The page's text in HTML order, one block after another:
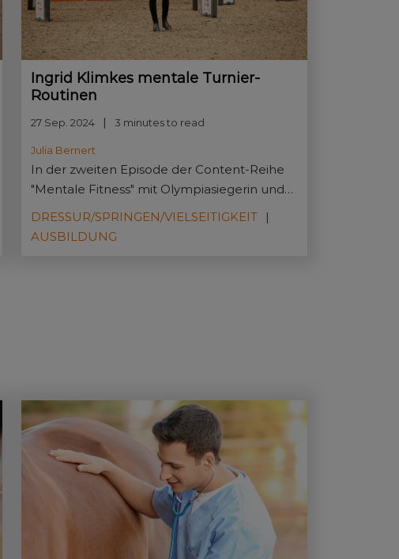
Ingrid Klimkes mentale Turnier-
Routinen
27 Sep. 2024 3 minutes to read
Julia Bernert
In der zweiten Episode der Content-Reihe
"Mentale Fitness" mit Olympiasiegerin und
Reitmeisterin Ingrid Klimke steht die
Bedeutung von festen Prüfungs-Routinen
DRESSUR/SPRINGEN/VIELSEITIGKEIT
AUSBILDUNG